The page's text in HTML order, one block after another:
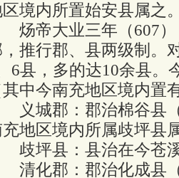
境内所置始安县属之
帝大业三年（607）
，推行郡、县两级制。
6县，多的达10余县。
其中今南充地区境内置
城郡：郡治棉谷县（
地区境内所属歧坪县
坪县：县治在今苍
化郡：郡治化成县（